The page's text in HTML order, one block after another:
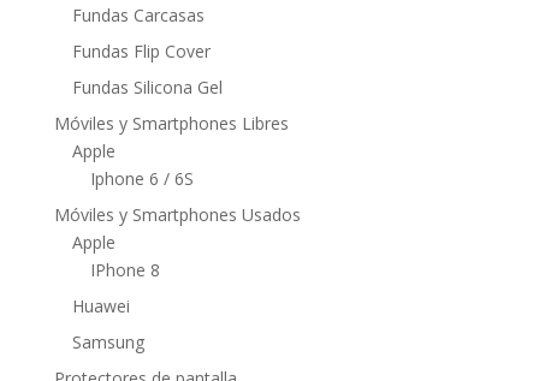
Fundas Carcasas
Fundas Flip Cover
Fundas Silicona Gel
Móviles y Smartphones Libres
Apple
Iphone 6 / 6S
Móviles y Smartphones Usados
Apple
IPhone 8
Huawei
Samsung